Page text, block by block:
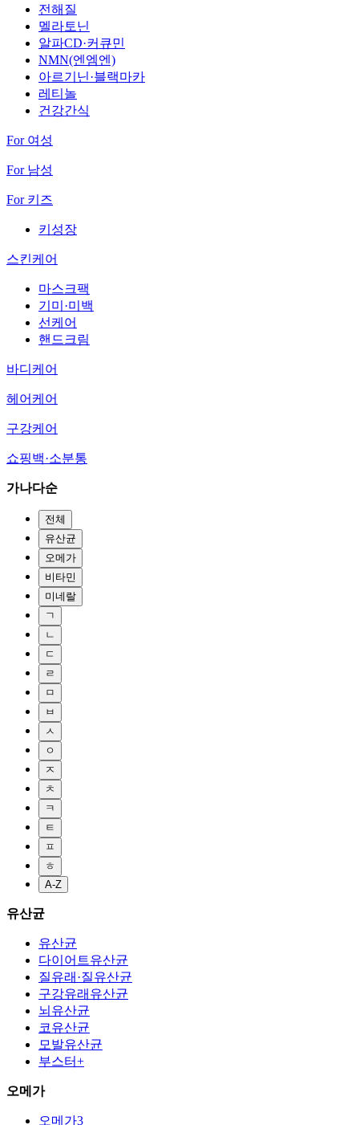
전해질
멜라토닌
알파CD·커큐민
NMN(엔엠엔)
아르기닌·블랙마카
레티놀
건강간식
For 여성
For 남성
For 키즈
키성장
스킨케어
마스크팩
기미·미백
선케어
핸드크림
바디케어
헤어케어
구강케어
쇼핑백·소분통
가나다순
전체
유산균
오메가
비타민
미네랄
ㄱ
ㄴ
ㄷ
ㄹ
ㅁ
ㅂ
ㅅ
ㅇ
ㅈ
ㅊ
ㅋ
ㅌ
ㅍ
ㅎ
A-Z
유산균
유산균
다이어트유산균
질유래·질유산균
구강유래유산균
뇌유산균
코유산균
모발유산균
부스터+
오메가
오메가3